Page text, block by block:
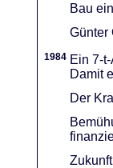
Bau
Günter
1984 Ein 7-
Damit
Der